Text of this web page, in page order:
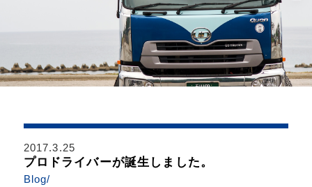
2017.3.25
プロドライバーが誕生しました。
Blog/